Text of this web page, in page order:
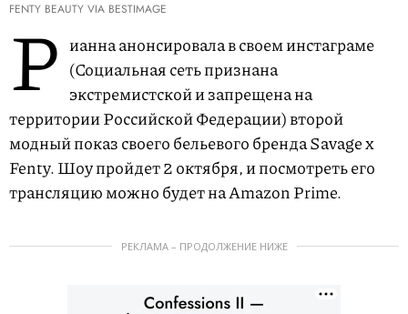
FENTY BEAUTY VIA BESTIMAGE
Р ианна анонсировала в своем инстаграме
(Социальная сеть признана
экстремистской и запрещена на
территории Российской Федерации) второй
модный показ своего бельевого бренда Savage x
Fenty. Шоу пройдет 2 октября, и посмотреть его
трансляцию можно будет на Amazon Prime.
РЕКЛАМА – ПРОДОЛЖЕНИЕ НИЖЕ